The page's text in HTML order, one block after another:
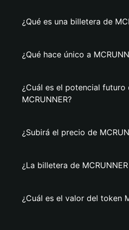
¿Qué es una billetera de
¿Qué hace único a
¿Cuál es el potencial futuro
MCRUNNER?
¿Subirá el precio de
¿La billetera de
¿Cuál es el valor del token